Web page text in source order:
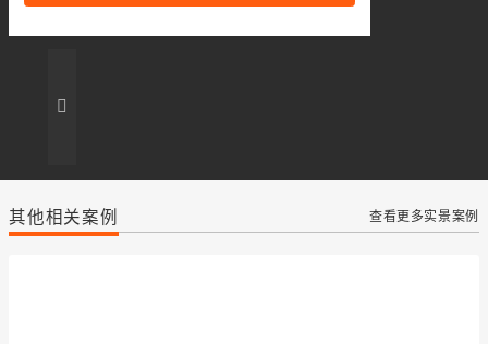
其他相关案例 查看更多实景案例